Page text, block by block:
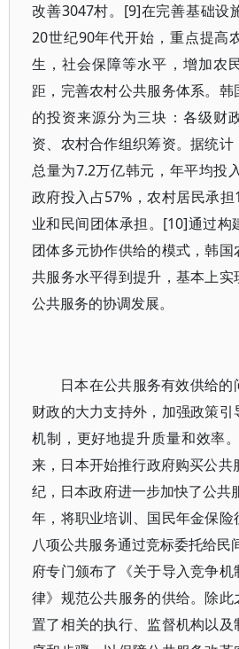
改善3047村。[9]在完善基础设
20世纪90年代开始，重点提高
生，社会保障等水平，增加农
距，完善农村公共服务体系。
的投资来源分为三块：各级财
资、农村合作组织筹资。据统计
总量为7.2万亿韩元，年平均投
政府投入占57%，农村居民承
业和民间团体承担。[10]通过构
团体多元协作供给的模式，韩
共服务水平得到提升，基本上
公共服务的协调发展。
日本在公共服务有效供给
财政的大力支持外，加强政策
机制，更好地提升质量和效率
来，日本开始推行政府购买公共
纪，日本政府进一步加快了公共
年，将职业培训、国民年金保
八项公共服务通过竞标委托给民
府专门颁布了《关于导入竞争
律》规范公共服务的供给。除
置了相关的执行、监督机构以